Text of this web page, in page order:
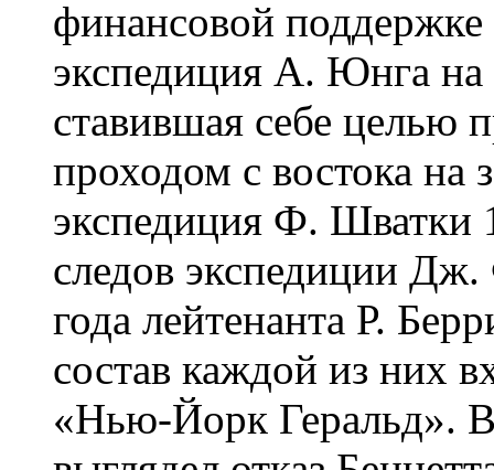
финансовой
экспедиция А. Юнга на
ставившая себе целью
проходом с востока на
экспедиция Ф. Шватки
следов экспедиции
года лейтенанта Р.
состав каждой из них
«Нью-Йорк Геральд».